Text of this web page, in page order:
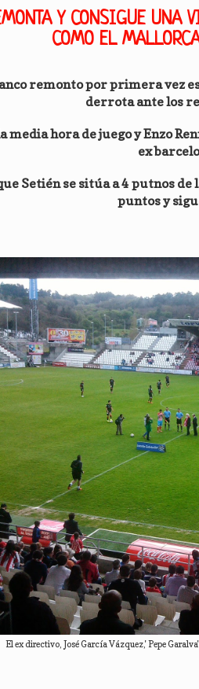
Y CONSIGUE UNA
COMO EL
remonto por primera vez
derrota ante los
media hora de juego y Enzo
ex
Setién se sitúa a 4 putnos de
puntos y
El ex directivo, José García Vázquez,' Pepe